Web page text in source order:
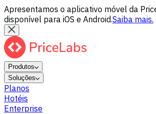
Apresentamos o aplicativo móvel da
disponível para iOS e Android.Saiba mais.
Produtos
Soluções
Planos
Hotéis
Enterprise